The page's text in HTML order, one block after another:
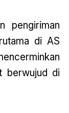
pengiriman
di AS
berwujud di